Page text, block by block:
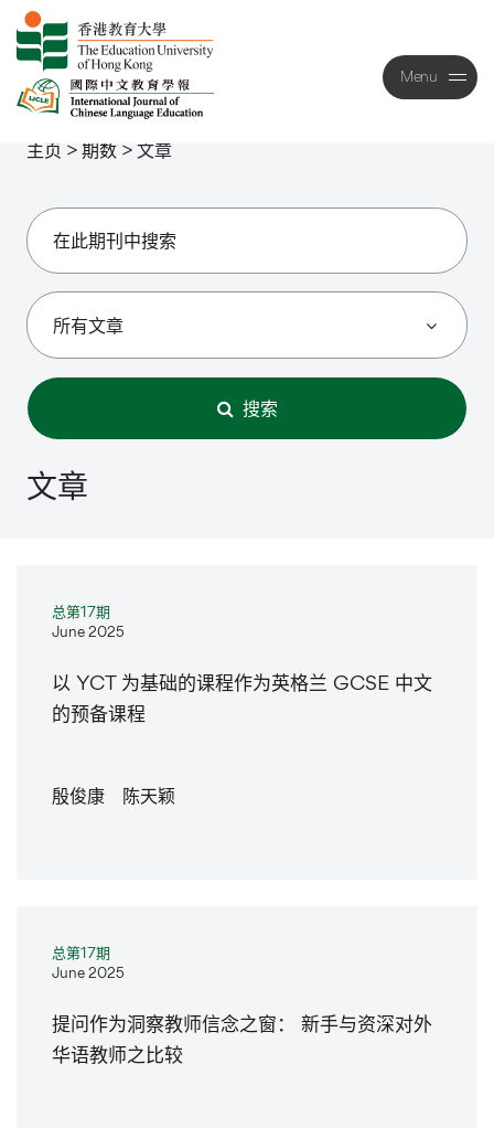
Menu
Close
主页 >期数 >文章
搜索
文章
总第17期
June 2025
以 YCT 为基础的课程作为英格兰 GCSE 中文
的预备课程
殷俊康 陈天颖
总第17期
June 2025
提问作为洞察教师信念之窗： 新手与资深对外
华语教师之比较